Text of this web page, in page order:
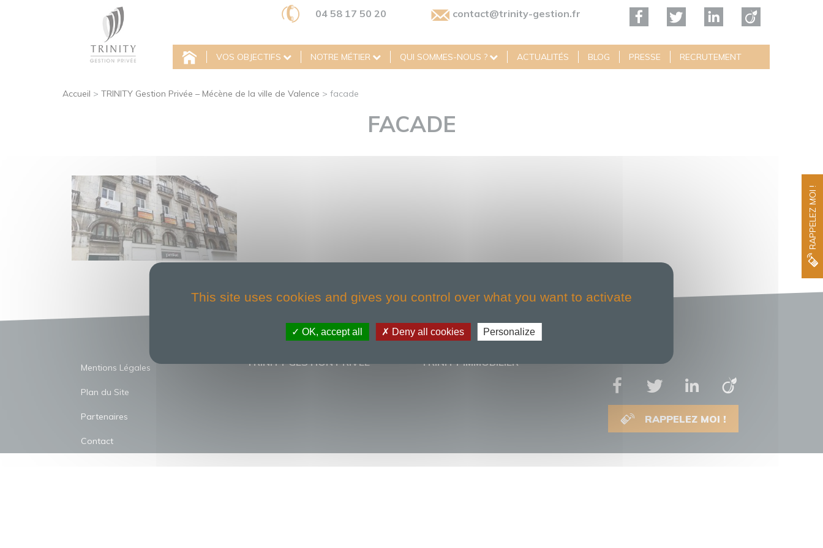
RAPPELEZ MOI !
04 58 17 50 20 contact@trinity-gestion.fr
VOS OBJECTIFS NOTRE MÉTIER QUI SOMMES-NOUS ? ACTUALITÉS BLOG PRESSE RECRUTEMENT
Accueil > TRINITY Gestion Privée – Mécène de la ville de Valence > facade
FACADE
Mentions Légales
Plan du Site
Partenaires
Contact
TRINITY GESTION PRIVÉE TRINITY IMMOBILIER
RAPPELEZ MOI !
This site uses cookies and gives you control over what you want to activate
OK, accept all Deny all cookies Personalize